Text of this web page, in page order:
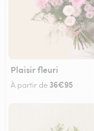
Plaisir fleuri
À partir de 36€95